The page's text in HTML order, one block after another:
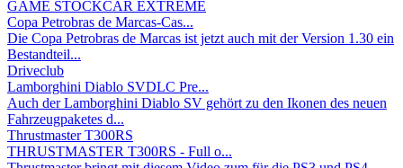
GAME STOCKCAR EXTREME
Copa Petrobras de Marcas-Cas...
Die Copa Petrobras de Marcas ist jetzt auch mit der Version 1.30 ein
Bestandteil...
Driveclub
Lamborghini Diablo SVDLC Pre...
Auch der Lamborghini Diablo SV gehört zu den Ikonen des neuen
Fahrzeugpaketes d...
Thrustmaster T300RS
THRUSTMASTER T300RS - Full o...